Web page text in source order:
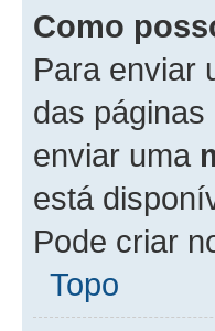
Como
Para enviar
das páginas
enviar uma
está
Pode criar
Topo